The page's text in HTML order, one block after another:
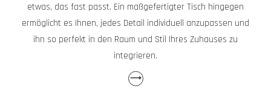
etwas, das fast passt. Ein maßgefertigter Tisch hingegen
ermöglicht es Ihnen, jedes Detail individuell anzupassen und
ihn so perfekt in den Raum und Stil Ihres Zuhauses zu
integrieren.
⟶